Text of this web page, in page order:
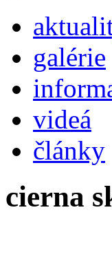
galérie
videá
články
cierna